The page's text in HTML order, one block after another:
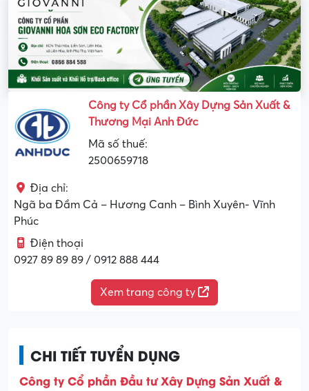
Công ty Cổ phần Xây Dựng Sản Xuất &
Thương Mại Anh Đức
Mã số thuế:
2500659718
Địa chỉ:
Ngã ba Đầm Cả – Hương Canh – Bình Xuyên- Vĩnh
Phúc
Điện thoại
0927 89 89 89 / 0912 888 444
Xem trang công ty
CHI TIẾT TUYỂN DỤNG
Công ty Cổ phần Đầu tư Xây Dựng Sản Xuất &